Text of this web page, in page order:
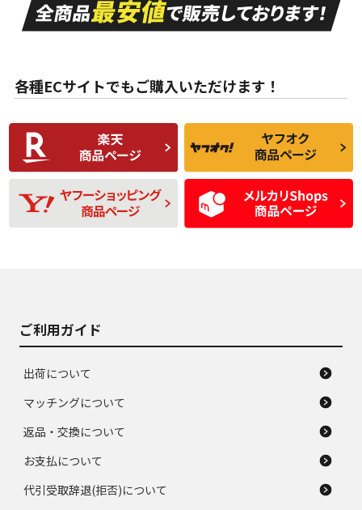
目立つ傷もほとんど
ない中古品
非常に状態の良い中
古品
な中古品
んどない中古品
C
比較的きれいな中古
品
C
られるが、使用に問
題のない中古品
D
使用感や目立つ傷が
あり、一般的な中古
品
D
残り溝も少なく、偏
磨耗がみられ、短期
間使用できるくらい
の中古品
各種ECサイトでもご購入いただけます！
ご利用ガイド
出荷について
マッチングについて
返品・交換について
お支払について
代引受取辞退(拒否)について